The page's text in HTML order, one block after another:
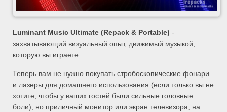
Luminant Music Ultimate (Repack & Portable) -
захватывающий визуальный опыт, движимый музыкой,
которую вы играете.
Теперь вам не нужно покупать стробоскопические фонари
и лазеры для домашнего использования (если только вы не
хотите, чтобы у ваших гостей были сильные головные
боли), но приличный монитор или экран телевизора, на